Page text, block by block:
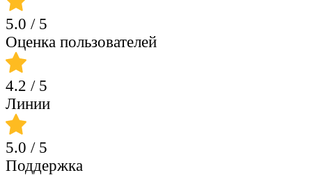
5.0 / 5
Оценка пользователей
4.2 / 5
Линии
5.0 / 5
Поддержка